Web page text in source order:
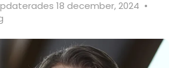
18 december, 2024 •